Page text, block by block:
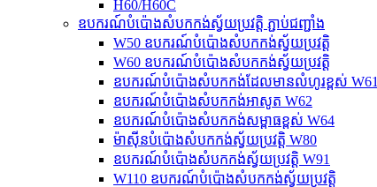
H60/H60C
ឧបករណ៍បំប៉ោងសំបកកង់ស្វ័យប្រវត្តិ ភ្ជាប់ជញ្ជាំង
W50 ឧបករណ៍បំប៉ោងសំបកកង់ស្វ័យប្រវត្តិ
W60 ឧបករណ៍បំប៉ោងសំបកកង់ស្វ័យប្រវត្តិ
ឧបករណ៍បំប៉ោងសំបកកង់ដែលមានលំហូរខ្ពស់ W61
ឧបករណ៍បំប៉ោងសំបកកង់អាសូត W62
ឧបករណ៍បំប៉ោងសំបកកង់សម្ពាធខ្ពស់ W64
ម៉ាស៊ីនបំប៉ោងសំបកកង់ស្វ័យប្រវត្តិ W80
ឧបករណ៍បំប៉ោងសំបកកង់ស្វ័យប្រវត្តិ W91
W110 ឧបករណ៍បំប៉ោងសំបកកង់ស្វ័យប្រវត្តិ